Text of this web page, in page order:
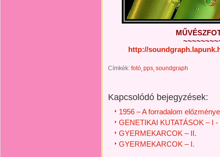
http://
Címkék: fotó pps soundgraph
Kapcsolódó bejegyzések:
1956 – A forradalom
GENETIKAI KUTATÁSOK – I -
GYERMEKARCOK – II.
GYERMEKARCOK – I.